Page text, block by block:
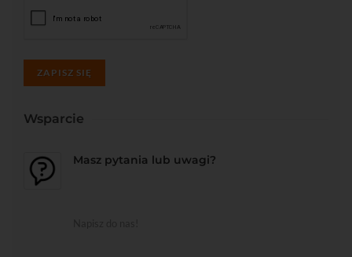
ZAPISZ SIĘ
Wsparcie
Masz pytania lub uwagi?